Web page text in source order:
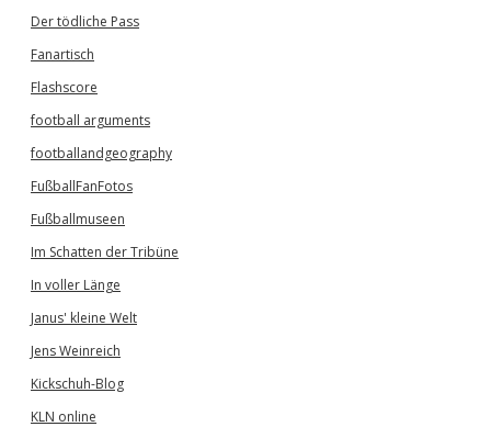
Der tödliche Pass
Fanartisch
Flashscore
football arguments
footballandgeography
FußballFanFotos
Fußballmuseen
Im Schatten der Tribüne
In voller Länge
Janus' kleine Welt
Jens Weinreich
Kickschuh-Blog
KLN online